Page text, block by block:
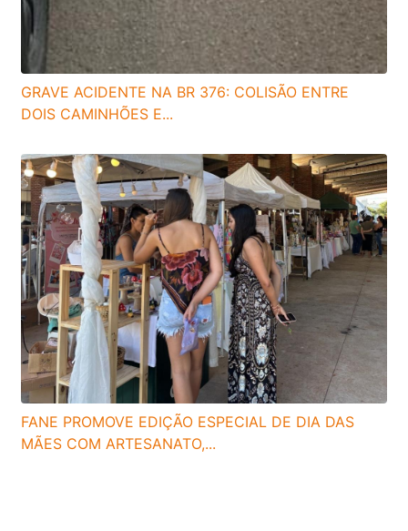
GRAVE ACIDENTE NA BR 376: COLISÃO ENTRE
DOIS CAMINHÕES E...
FANE PROMOVE EDIÇÃO ESPECIAL DE DIA DAS
MÃES COM ARTESANATO,...